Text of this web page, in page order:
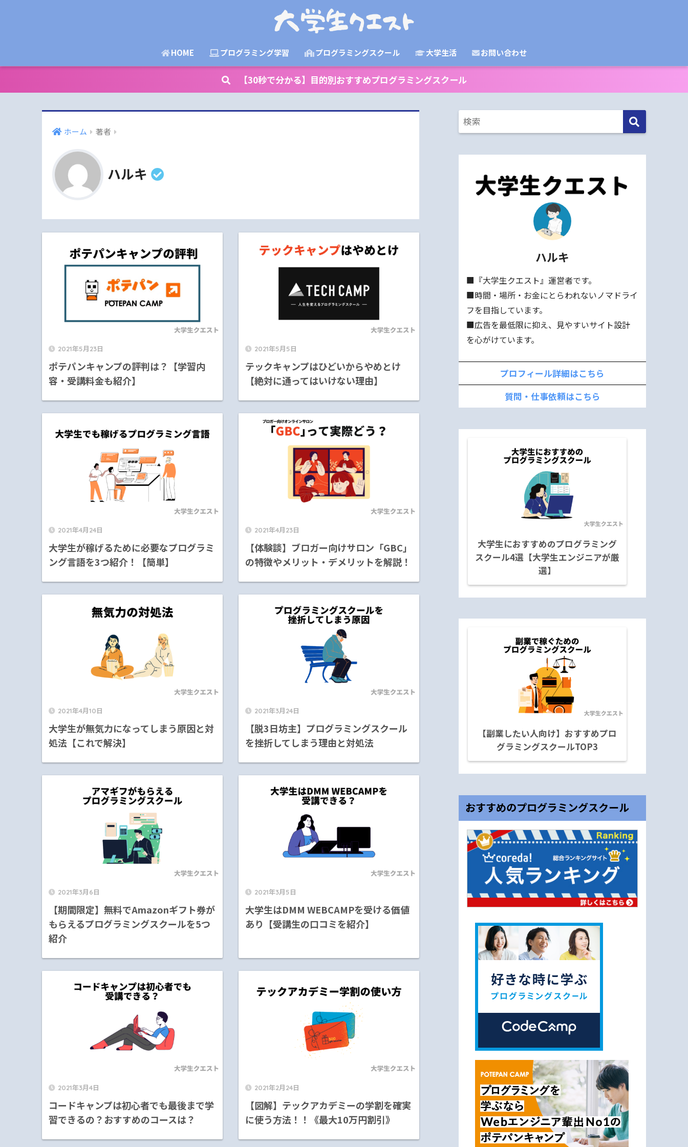
HOME プログラミング学習 プログラミングスクール 大学生活 お問い合わせ
【30秒で分かる】目的別おすすめプログラミングスクール
ホーム 著者
ハルキ
2021年5月23日
ポテパンキャンプの評判は？【学習内
容・受講料金も紹介】
2021年5月5日
テックキャンプはひどいからやめとけ
【絶対に通ってはいけない理由】
2021年4月24日
大学生が稼げるために必要なプログラミ
ング言語を3つ紹介！【簡単】
2021年4月23日
【体験談】ブロガー向けサロン「GBC」
の特徴やメリット・デメリットを解説！
2021年4月10日
大学生が無気力になってしまう原因と対
処法【これで解決】
2021年3月24日
【脱3日坊主】プログラミングスクール
を挫折してしまう理由と対処法
2021年3月6日
【期間限定】無料でAmazonギフト券が
もらえるプログラミングスクールを5つ
紹介
2021年3月5日
大学生はDMM WEBCAMPを受ける価値
あり【受講生の口コミを紹介】
2021年3月4日
コードキャンプは初心者でも最後まで学
習できるの？おすすめのコースは？
2021年2月24日
【図解】テックアカデミーの学割を確実
に使う方法！！《最大10万円割引》
ハルキ
■『大学生クエスト』運営者です。
■時間・場所・お金にとらわれないノマドライ
フを目指しています。
■広告を最低限に抑え、見やすいサイト設計
を心がけています。
プロフィール詳細はこちら
質問・仕事依頼はこちら
大学生におすすめのプログラミング
スクール4選【大学生エンジニアが厳
選】
【副業したい人向け】おすすめプロ
グラミングスクールTOP3
おすすめのプログラミングスクール